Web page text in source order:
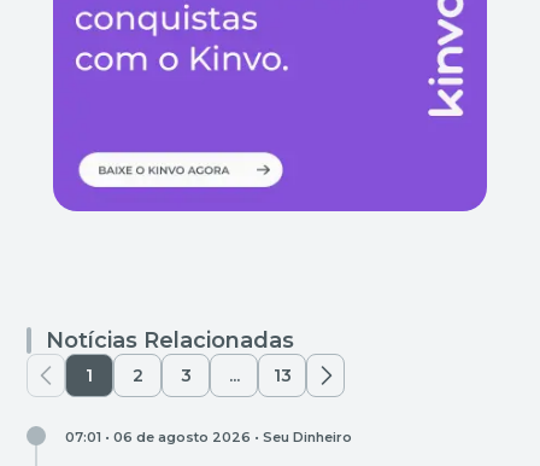
Notícias Relacionadas
1 2 3 ... 13
07:01 • 06 de agosto 2026 • Seu Dinheiro